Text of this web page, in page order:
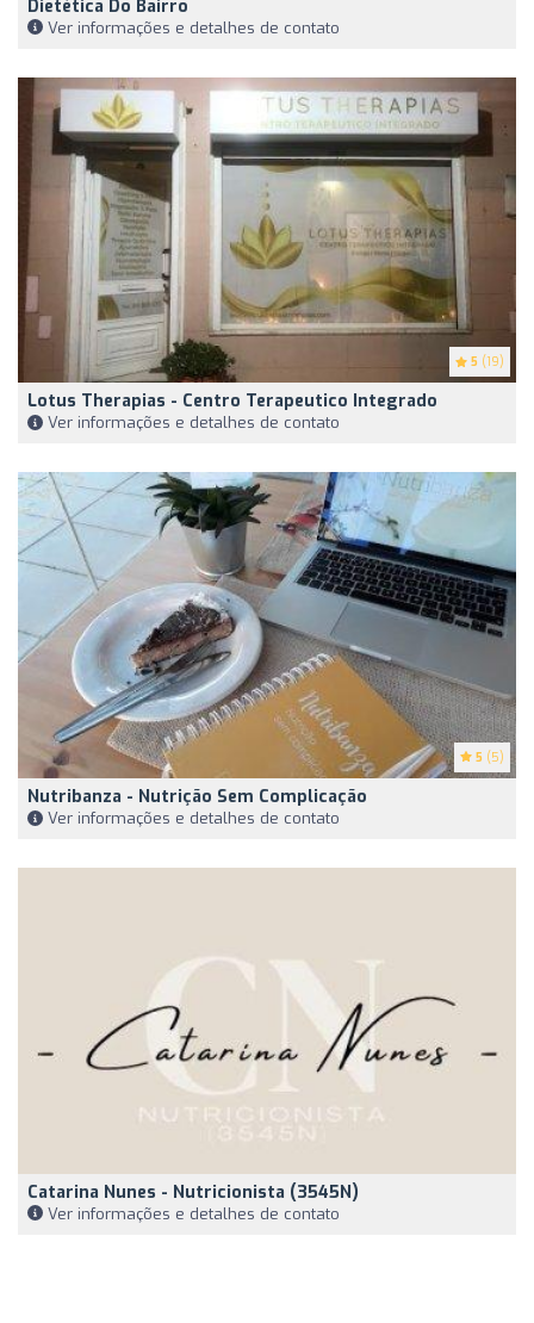
Dietética Do Bairro
Ver informações e detalhes de contato
5 (19)
Lotus Therapias - Centro Terapeutico Integrado
Ver informações e detalhes de contato
5 (5)
Nutribanza - Nutrição Sem Complicação
Ver informações e detalhes de contato
Catarina Nunes - Nutricionista (3545N)
Ver informações e detalhes de contato